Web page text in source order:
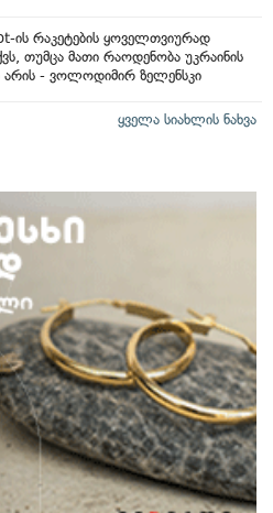
ის რაკეტების ყოველთვიურად
თუმცა მათი რაოდენობა უკრაინის
არის - ვოლოდიმირ ზელენსკი
ყველა სიახლის ნახვა